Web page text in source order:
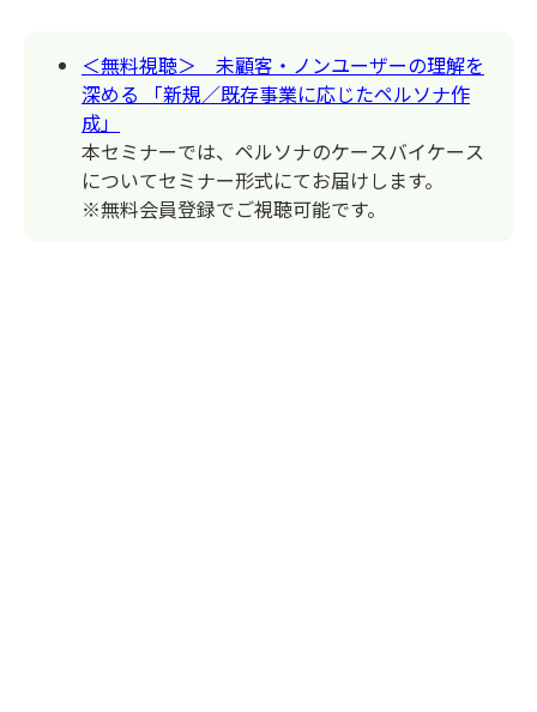
＜無料視聴＞ 未顧客・ノンユーザーの理解を
深める 「新規／既存事業に応じたペルソナ作
成」
本セミナーでは、ペルソナのケースバイケース
についてセミナー形式にてお届けします。
※無料会員登録でご視聴可能です。